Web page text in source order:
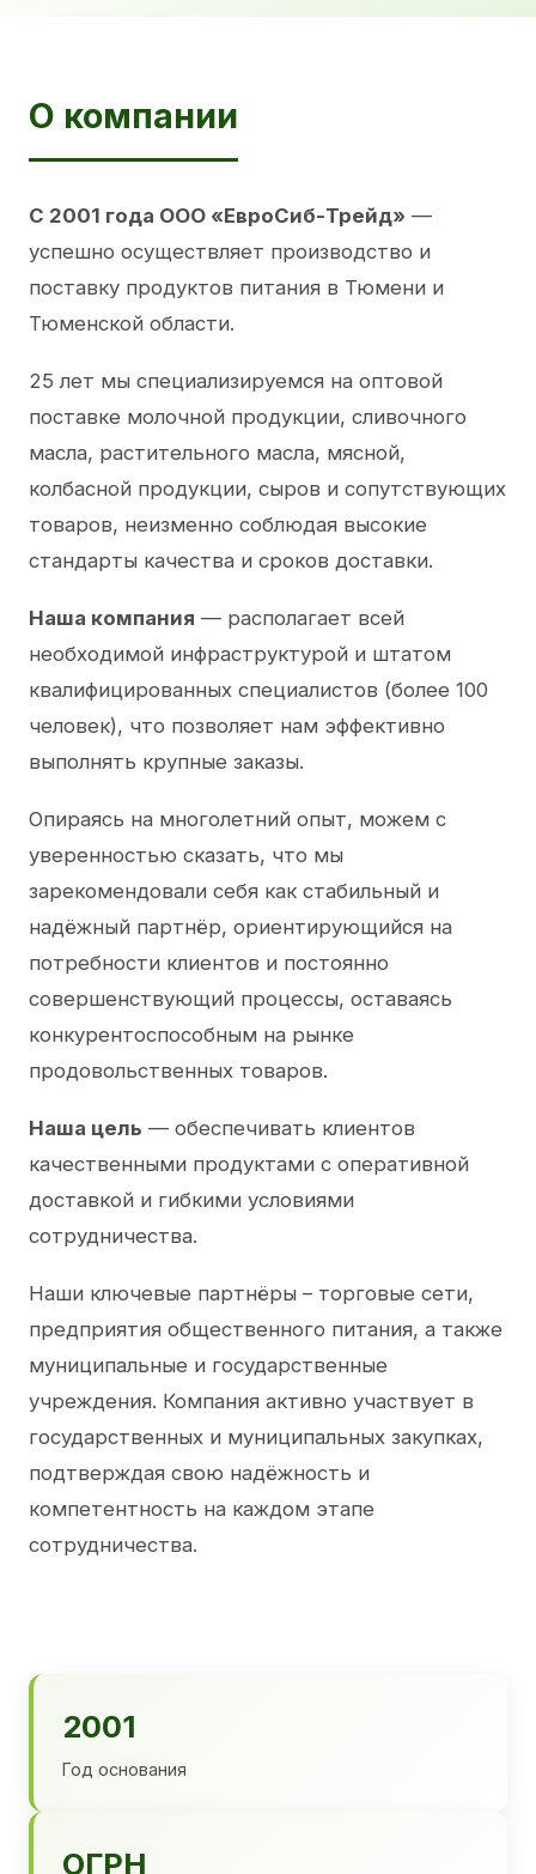
О компании
С 2001 года ООО «ЕвроСиб-Трейд» —
успешно осуществляет производство и
поставку продуктов питания в Тюмени и
Тюменской области.
25 лет мы специализируемся на оптовой
поставке молочной продукции, сливочного
масла, растительного масла, мясной,
колбасной продукции, сыров и сопутствующих
товаров, неизменно соблюдая высокие
стандарты качества и сроков доставки.
Наша компания — располагает всей
необходимой инфраструктурой и штатом
квалифицированных специалистов (более 100
человек), что позволяет нам эффективно
выполнять крупные заказы.
Опираясь на многолетний опыт, можем с
уверенностью сказать, что мы
зарекомендовали себя как стабильный и
надёжный партнёр, ориентирующийся на
потребности клиентов и постоянно
совершенствующий процессы, оставаясь
конкурентоспособным на рынке
продовольственных товаров.
Наша цель — обеспечивать клиентов
качественными продуктами с оперативной
доставкой и гибкими условиями
сотрудничества.
Наши ключевые партнёры – торговые сети,
предприятия общественного питания, а также
муниципальные и государственные
учреждения. Компания активно участвует в
государственных и муниципальных закупках,
подтверждая свою надёжность и
компетентность на каждом этапе
сотрудничества.
2001
Год основания
ОГРН